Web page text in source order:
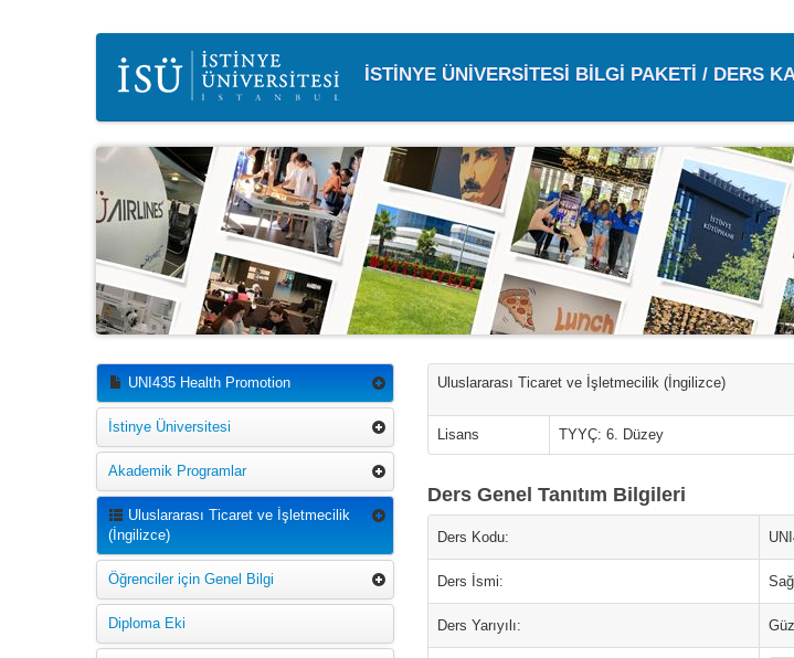
İSTİNYE ÜNİVERSİTESİ BİLGİ PAKETİ / DERS
UNI435 Health Promotion
İstinye Üniversitesi
Akademik Programlar
Uluslararası Ticaret ve İşletmecilik
(İngilizce)
Öğrenciler için Genel Bilgi
Diploma Eki
Uluslararası Ticaret ve İşletmecilik (İngilizce)
Lisans TYYÇ: 6. Düzey
Ders Genel Tanıtım Bilgileri
Ders Kodu:
Ders İsmi:
Ders Yarıyılı: Güz